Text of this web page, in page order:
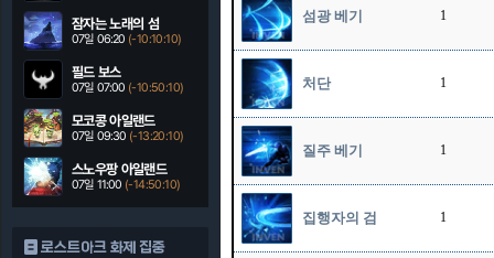
잠자는 노래의 섬
07일 06:20 (-10:10:09)
필드 보스
07일 07:00 (-10:50:09)
모코콩 아일랜드
07일 09:30 (-13:20:09)
스노우팡 아일랜드
07일 11:00 (-14:50:09)
로스트아크 화제 집중
섬광 베기 1
처단 1
질주 베기 1
집행자의 검 1